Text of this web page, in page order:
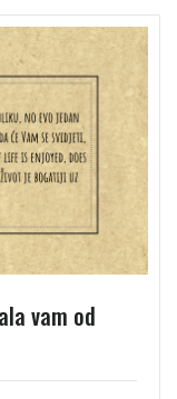
vam od